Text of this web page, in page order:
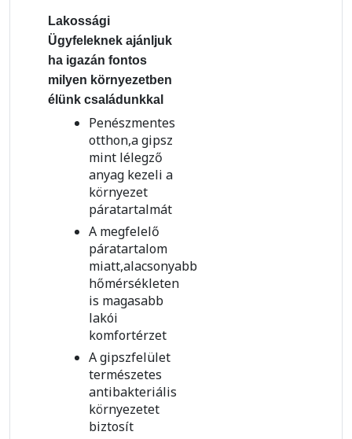
Lakossági
Ügyfeleknek ajánljuk
ha igazán fontos
milyen környezetben
élünk családunkkal
Penészmentes
otthon,a gipsz
mint lélegző
anyag kezeli a
környezet
páratartalmát
A megfelelő
páratartalom
miatt,alacsonyabb
hőmérsékleten
is magasabb
lakói
komfortérzet
A gipszfelület
természetes
antibakteriális
környezetet
biztosít